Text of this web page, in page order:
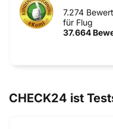
7.274
für Flug
37.664
CHECK24 ist